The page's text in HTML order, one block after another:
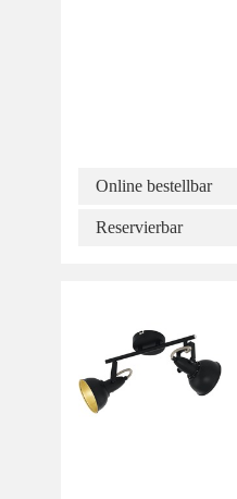
Online bestellbar
Reservierbar